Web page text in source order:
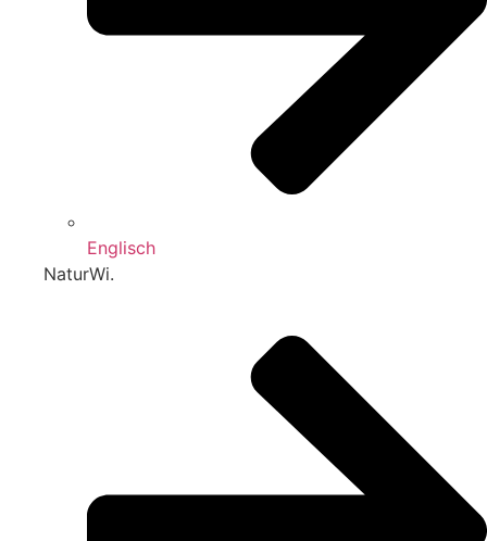
Englisch
NaturWi.